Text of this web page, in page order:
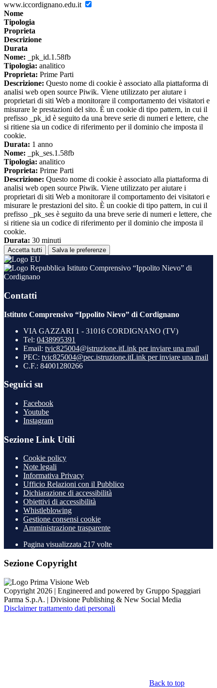
www.iccordignano.edu.it
Nome
Tipologia
Proprieta
Descrizione
Durata
Nome: _pk_id.1.58fb
Tipologia: analitico
Proprieta: Prime Parti
Descrizione: Questo nome di cookie è associato alla piattaforma di
analisi web open source Piwik. Viene utilizzato per aiutare i
proprietari di siti Web a monitorare il comportamento dei visitatori e
misurare le prestazioni del sito. È un cookie di tipo pattern, in cui il
prefisso _pk_id è seguito da una breve serie di numeri e lettere, che
si ritiene sia un codice di riferimento per il dominio che imposta il
cookie.
Durata: 1 anno
Nome: _pk_ses.1.58fb
Tipologia: analitico
Proprieta: Prime Parti
Descrizione: Questo nome di cookie è associato alla piattaforma di
analisi web open source Piwik. Viene utilizzato per aiutare i
proprietari di siti Web a monitorare il comportamento dei visitatori e
misurare le prestazioni del sito. È un cookie di tipo pattern, in cui il
prefisso _pk_ses è seguito da una breve serie di numeri e lettere, che
si ritiene sia un codice di riferimento per il dominio che imposta il
cookie.
Durata: 30 minuti
Accetta tutti Salva le preferenze
Istituto Comprensivo “Ippolito Nievo” di
Cordignano
Contatti
Istituto Comprensivo “Ippolito Nievo” di Cordignano
VIA GAZZARI 1 - 31016 CORDIGNANO (TV)
Tel: 0438995391
Email: tvic825004@istruzione.itLink per inviare una mail
PEC: tvic825004@pec.istruzione.itLink per inviare una mail
C.F.: 84001280266
Seguici su
Facebook
Youtube
Instagram
Sezione Link Utili
Cookie policy
Note legali
Informativa Privacy
Ufficio Relazioni con il Pubblico
Dichiarazione di accessibilità
Obiettivi di accessibilità
Whistleblowing
Gestione consensi cookie
Amministrazione trasparente
Pagina visualizzata 217 volte
Sezione Copyright
Copyright 2026 | Engineered and powered by Gruppo Spaggiari
Parma S.p.A. | Divisione Publishing & New Social Media
Disclaimer trattamento dati personali
Back to top